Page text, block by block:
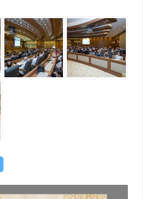
SISTEMI
METNI
(KAHİS)
ALANLARI
VE SÜRVEYAN KAYITLARI (İLÇE
VE SÜRVEYAN KAYITLARI